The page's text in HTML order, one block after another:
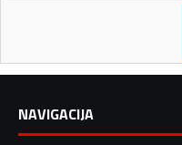
NAVIGACIJA